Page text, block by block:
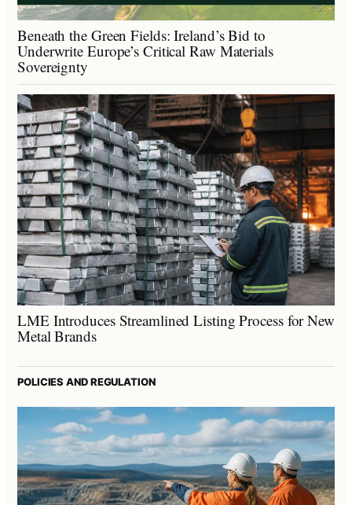
Beneath the Green Fields: Ireland’s Bid to
Underwrite Europe’s Critical Raw Materials
Sovereignty
LME Introduces Streamlined Listing Process for New
Metal Brands
POLICIES AND REGULATION